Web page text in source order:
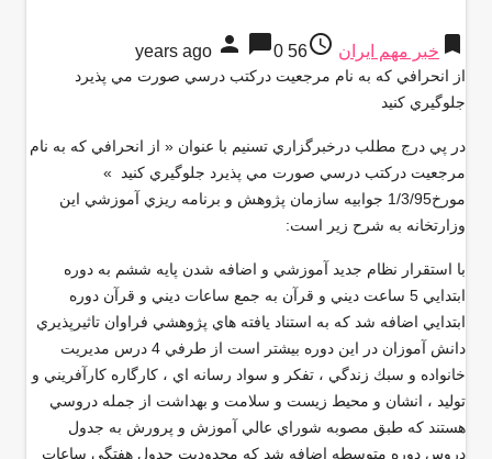
bookmark خبر مهم ایران access_time
56 years ago
person chat_bubble0
از انحرافي كه به نام مرجعيت دركتب درسي صورت مي پذيرد
جلوگيري كنيد
در پي درج مطلب درخبرگزاري تسنيم با عنوان « از انحرافي كه به نام
مرجعيت دركتب درسي صورت مي پذيرد جلوگيري كنيد »
مورخ1/3/95 جوابيه سازمان پژوهش و برنامه ريزي آموزشي اين
وزارتخانه به شرح زير است:
با استقرار نظام جديد آموزشي و اضافه شدن پايه ششم به دوره
ابتدايي 5 ساعت ديني و قرآن به جمع ساعات ديني و قرآن دوره
ابتدايي اضافه شد كه به استناد يافته هاي پژوهشي فراوان تاثيرپذيري
دانش آموزان در اين دوره بيشتر است از طرفي 4 درس مديريت
خانواده و سبك زندگي ، تفكر و سواد رسانه اي ، كارگاره كارآفريني و
توليد ، انشان و محيط زيست و سلامت و بهداشت از جمله دروسي
هستند كه طبق مصوبه شوراي عالي آموزش و پرورش به جدول
دروس دوره متوسطه اضافه شد كه محدوديت جدول هفتگي ساعات